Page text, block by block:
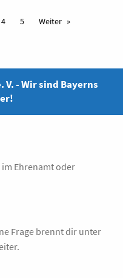
4 5
Weiter
- Wir sind Bayerns
im Ehrenamt oder
Frage brennt dir unter